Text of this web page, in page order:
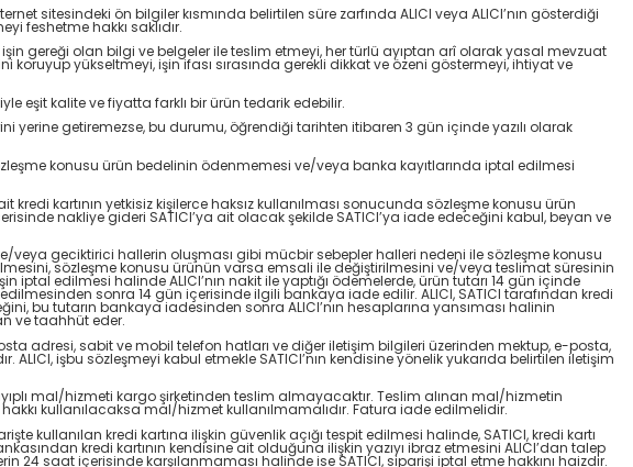
sitesindeki ön bilgiler kısmında belirtilen süre zarfında ALICI veya ALICI’nın gösterdiği
feshetme hakkı saklıdır.
gereği olan bilgi ve belgeler ile teslim etmeyi, her türlü ayıptan arî olarak yasal mevzuat
yükseltmeyi, işin ifası sırasında gerekli dikkat ve özeni göstermeyi, ihtiyat ve
eşit kalite ve fiyatta farklı bir ürün tedarik edebilir.
yerine getiremezse, bu durumu, öğrendiği tarihten itibaren 3 gün içinde yazılı olarak
konusu ürün bedelinin ödenmemesi ve/veya banka kayıtlarında iptal edilmesi
kredi kartının yetkisiz kişilerce haksız kullanılması sonucunda sözleşme konusu ürün
nakliye gideri SATICI’ya ait olacak şekilde SATICI’ya iade edeceğini kabul, beyan ve
veya geciktirici hallerin oluşması gibi mücbir sebepler halleri nedeni ile sözleşme konusu
sözleşme konusu ürünün varsa emsali ile değiştirilmesini ve/veya teslimat süresinin
edilmesi halinde ALICI’nın nakit ile yaptığı ödemelerde, ürün tutarı 14 gün içinde
sonra 14 gün içerisinde ilgili bankaya iade edilir. ALICI, SATICI tarafından kredi
bu tutarın bankaya iadesinden sonra ALICI’nın hesaplarına yansıması halinin
ve taahhüt eder.
adresi, sabit ve mobil telefon hatları ve diğer iletişim bilgileri üzerinden mektup, e-posta,
işbu sözleşmeyi kabul etmekle SATICI’nın kendisine yönelik yukarıda belirtilen iletişim
mal/hizmeti kargo şirketinden teslim almayacaktır. Teslim alınan mal/hizmetin
kullanılacaksa mal/hizmet kullanılmamalıdır. Fatura iade edilmelidir.
kullanılan kredi kartına ilişkin güvenlik açığı tespit edilmesi halinde, SATICI, kredi kartı
kredi kartının kendisine ait olduğuna ilişkin yazıyı ibraz etmesini ALICI’dan talep
saat içerisinde karşılanmaması halinde ise SATICI, siparişi iptal etme hakkını haizdir.